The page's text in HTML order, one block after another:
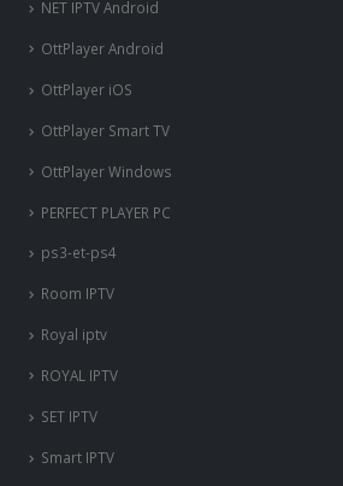
NET IPTV Android
OttPlayer Android
OttPlayer iOS
OttPlayer Smart TV
OttPlayer Windows
PERFECT PLAYER PC
ps3-et-ps4
Room IPTV
Royal iptv
ROYAL IPTV
SET IPTV
Smart IPTV